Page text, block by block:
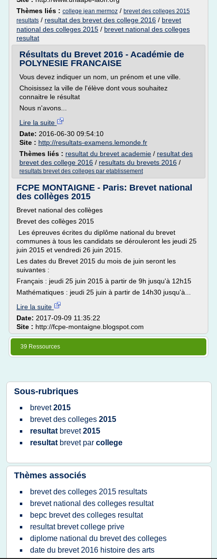
Thèmes liés : college jean mermoz / brevet des colleges 2015
resultats / resultat des brevet des college 2016 / brevet
national des colleges 2015 / brevet national des colleges
resultat
Résultats du Brevet 2016 - Académie de
POLYNESIE FRANCAISE
Vous devez indiquer un nom, un prénom et une ville.
Choisissez la ville de l'élève dont vous souhaitez
connaitre le résultat
Nous n'avons...
Lire la suite
Date: 2016-06-30 09:54:10
Site : http://resultats-examens.lemonde.fr
Thèmes liés : resultat du brevet academie / resultat des
brevet des college 2016 / resultats du brevets 2016 /
resultats brevet des colleges par etablissement
FCPE MONTAIGNE - Paris: Brevet national
des collèges 2015
Brevet national des collèges
Brevet des collèges 2015
Les épreuves écrites du diplôme national du brevet
communes à tous les candidats se dérouleront les jeudi 25
juin 2015 et vendredi 26 juin 2015.
Les dates du Brevet 2015 du mois de juin seront les
suivantes :
Français : jeudi 25 juin 2015 à partir de 9h jusqu'à 12h15
Mathématiques : jeudi 25 juin à partir de 14h30 jusqu'à...
Lire la suite
Date: 2017-09-09 11:35:22
Site : http://fcpe-montaigne.blogspot.com
39 Ressources
Sous-rubriques
brevet2015
brevetdes colleges 2015
resultat brevet2015
resultat brevet par college
Thèmes associés
brevet des colleges 2015 resultats
brevet national des colleges resultat
bepc brevet des colleges resultat
resultat brevet college prive
diplome national du brevet des colleges
date du brevet 2016 histoire des arts